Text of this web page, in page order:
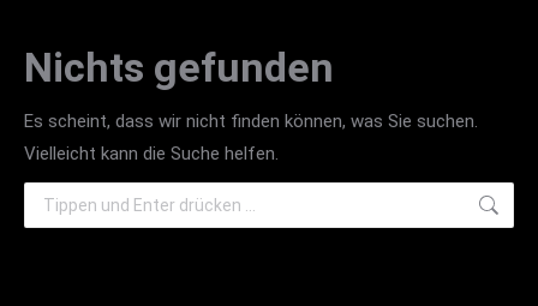
Nichts gefunden
Es scheint, dass wir nicht finden können, was Sie suchen.
Vielleicht kann die Suche helfen.
Search: